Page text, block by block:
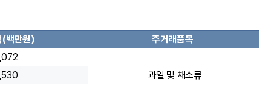
(백만원)
주거래품목
과일 및 채소류